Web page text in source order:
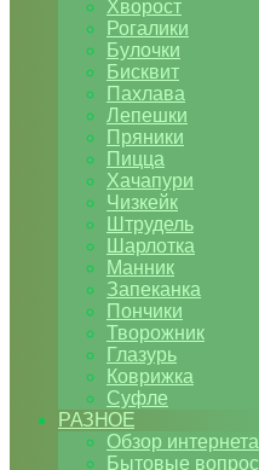
Хворост
Рогалики
Булочки
Бисквит
Пахлава
Лепешки
Пряники
Пицца
Хачапури
Чизкейк
Штрудель
Шарлотка
Манник
Запеканка
Пончики
Творожник
Глазурь
Коврижка
Суфле
РАЗНОЕ
Обзор интернета
Бытовые